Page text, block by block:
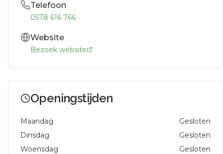
Telefoon
0578 616 766
Website
Bezoek website
Openingstijden
Maandag
Gesloten
Dinsdag
Gesloten
Woensdag
Gesloten